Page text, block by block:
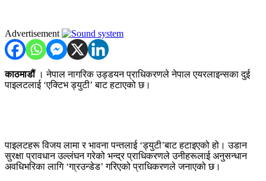
Advertisement
काठमाडौं। नेपाल नागरिक उड्डयन प्राधिकरणले नेपाल एयरलाइन्सका दुई
पाइलटलाई ‘एक्टिभ ड्युटी’ बाट हटाएको छ।
पाइलटहरू विजय लामा र भावना पन्तलाई ‘ड्युटी’बाट हटाइएको हो। उडान
सुरक्षा प्रावधान उल्लंघन गरेको भन्द्र प्राधिकरणले उनीहरूलाई अनुसन्धान
अवधिभरिका लागि ‘गा्रउन्डेड’ गरिएको प्राधिकरणले जनाएको छ।